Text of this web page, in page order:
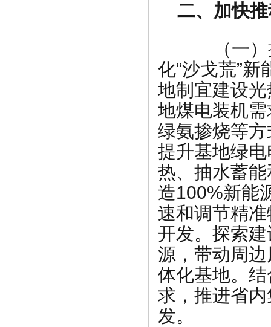
二、加快
（一）提
化“沙戈荒”
地制宜建设
地煤电装机
绿氨掺烧等
提升基地绿
热、抽水蓄
造100%新能
速和调节精
开发。探索
源，带动周
体化基地。
求，推进省
发。